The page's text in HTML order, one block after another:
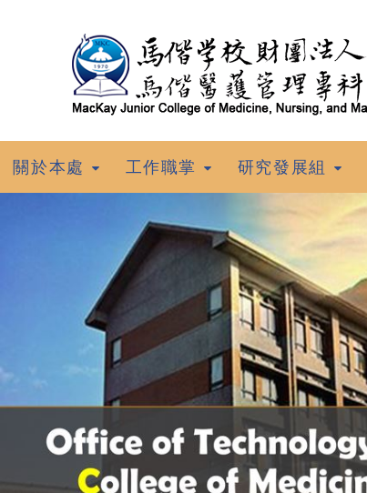
關於本處 工作職掌 研究發展組